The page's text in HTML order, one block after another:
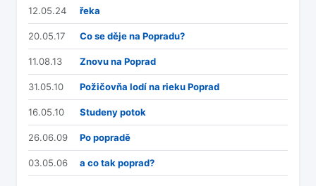
12.05.24 řeka
20.05.17 Co se děje na Popradu?
11.08.13 Znovu na Poprad
31.05.10 Požičovňa lodí na rieku Poprad
16.05.10 Studeny potok
26.06.09 Po popradě
03.05.06 a co tak poprad?